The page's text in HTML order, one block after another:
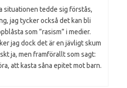
situationen tedde sig förstås,
jag tycker också det kan bli
som ”rasism” i medier.
jag dock det är en jävligt skum
ja, men framförallt som sagt:
att kasta såna epitet mot barn.